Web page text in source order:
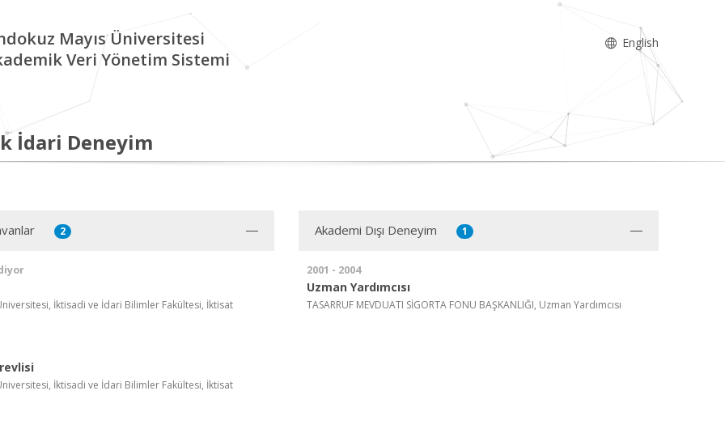
Mayıs Üniversitesi
Veri Yönetim Sistemi
English
İdari Deneyim
2
İktisadi ve İdari Bilimler Fakültesi, İktisat
İktisadi ve İdari Bilimler Fakültesi, İktisat
Akademi Dışı Deneyim 1
2001 - 2004
Uzman Yardımcısı
TASARRUF MEVDUATI SİGORTA FONU BAŞKANLIĞI, Uzman Yardımcısı